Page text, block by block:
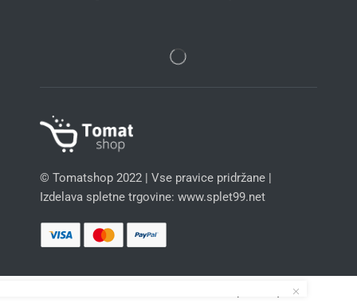
© Tomatshop 2022 | Vse pravice pridržane |
Izdelava spletne trgovine: www.splet99.net